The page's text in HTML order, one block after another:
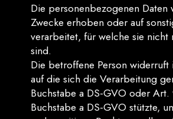
Die personenbezogenen Daten
Zwecke erhoben oder auf
verarbeitet, für welche sie
sind.
Die betroffene Person
auf die sich die Verarbeitung
Buchstabe a DS-GVO oder
Buchstabe a DS-GVO stützte,